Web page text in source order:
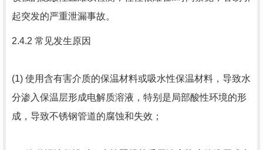
起突发的严重泄漏事故。
2.4.2 常见发生原因
(1) 使用含有害介质的保温材料或吸水性保温材料，导致水
分渗入保温层形成电解质溶液，特别是局部酸性环境的形
成，导致不锈钢管道的腐蚀和失效；